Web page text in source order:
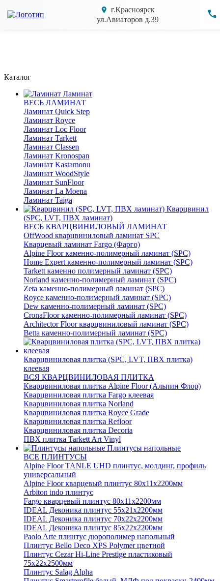
г.Красноярск
ул.Авиаторов д.39
Каталог
Ламинат
ВЕСЬ ЛАМИНАТ
Ламинат Quick Step
Ламинат Royce
Ламинат Loc Floor
Ламинат Tarkett
Ламинат Classen
Ламинат Kronospan
Ламинат Kastamonu
Ламинат WoodStyle
Ламинат SunFloor
Ламинат La Moena
Ламинат Taiga
Кварцвинил
(SPC, LVT, ПВХ ламинат)
ВЕСЬ КВАРЦВИНИЛОВЫЙ ЛАМИНАТ
OffWood кварцвиниловый ламинат SPC
Кварцевый ламинат Fargo (Фарго)
Alpine Floor каменно-полимерный ламинат (SPC)
Home Expert каменно-полимерный ламинат (SPC)
Tarkett каменно полимерный ламинат (SPC)
Norland каменно-полимерный ламинат (SPC)
Zeta каменно-полимерный ламинат (SPC)
Royce каменно-полимерный ламинат (SPC)
Dew каменно-полимерный ламинат (SPC)
CronaFloor каменно-полимерный ламинат (SPC)
Architector Floor кварцвиниловый ламинат (SPC)
Betta каменно-полимерный ламинат (SPC)
Кварцвиниловая плитка (SPC, LVT, ПВХ плитка)
клеевая
ВСЯ КВАРЦВИНИЛОВАЯ ПЛИТКА
Кварцвиниловая плитка Alpine Floor (Альпин Флор)
Кварцвиниловая плитка Fargo клеевая
Кварцвиниловая плитка Norland
Кварцвиниловая плитка Royce Grade
Кварцвиниловая плитка Refloor
Кварцвиниловая плитка Decoria
ПВХ плитка Tarkett Art Vinyl
Плинтусы напольные
ВСЕ ПЛИНТУСЫ
Alpine Floor TANLE UHD плинтус, молдинг, профиль
универсальный
Alpine Floor кварцевый плинтус 80х11х2200мм
Arbiton indo плинтус
Fargo кварцевый плинтус 80х11х2200мм
IDEAL Деконика плинтус 55х21х2200мм
IDEAL Деконика плинтус 70х22х2200мм
IDEAL Деконика плинтус 85х22х2200мм
Paolo Arte плинтус дюрополимер напольный
Плинтус Bello Deco XPS Polymer цветной
Плинтус Cezar Hi-Line Prestige пластиковый
75х22х2500мм
Плинтус Salag Alpha